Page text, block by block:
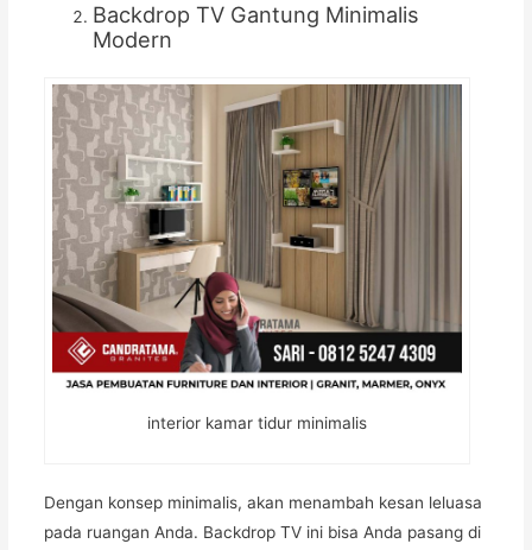
Backdrop TV Gantung Minimalis
Modern
interior kamar tidur minimalis
Dengan konsep minimalis, akan menambah kesan leluasa
pada ruangan Anda. Backdrop TV ini bisa Anda pasang di